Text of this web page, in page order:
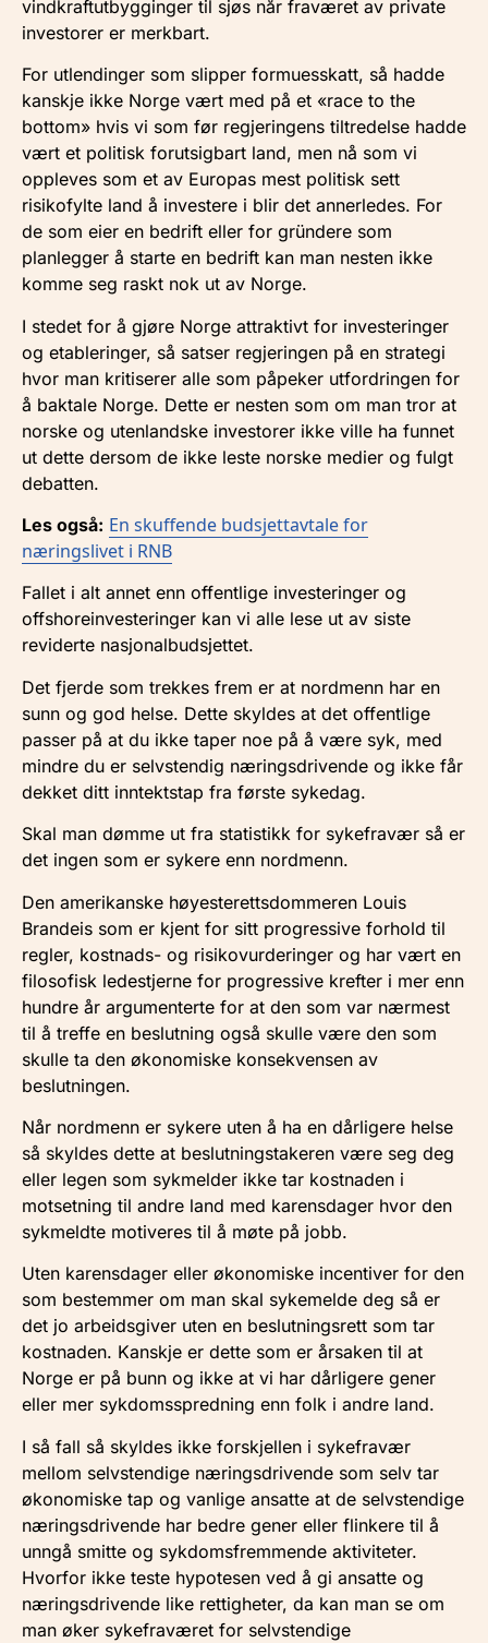
vindkraftutbygginger til sjøs når fraværet av private
investorer er merkbart.
For utlendinger som slipper formuesskatt, så hadde
kanskje ikke Norge vært med på et «race to the
bottom» hvis vi som før regjeringens tiltredelse hadde
vært et politisk forutsigbart land, men nå som vi
oppleves som et av Europas mest politisk sett
risikofylte land å investere i blir det annerledes. For
de som eier en bedrift eller for gründere som
planlegger å starte en bedrift kan man nesten ikke
komme seg raskt nok ut av Norge.
I stedet for å gjøre Norge attraktivt for investeringer
og etableringer, så satser regjeringen på en strategi
hvor man kritiserer alle som påpeker utfordringen for
å baktale Norge. Dette er nesten som om man tror at
norske og utenlandske investorer ikke ville ha funnet
ut dette dersom de ikke leste norske medier og fulgt
debatten.
Les også: En skuffende budsjettavtale for
næringslivet i RNB
Fallet i alt annet enn offentlige investeringer og
offshoreinvesteringer kan vi alle lese ut av siste
reviderte nasjonalbudsjettet.
Det fjerde som trekkes frem er at nordmenn har en
sunn og god helse. Dette skyldes at det offentlige
passer på at du ikke taper noe på å være syk, med
mindre du er selvstendig næringsdrivende og ikke får
dekket ditt inntektstap fra første sykedag.
Skal man dømme ut fra statistikk for sykefravær så er
det ingen som er sykere enn nordmenn.
Den amerikanske høyesterettsdommeren Louis
Brandeis som er kjent for sitt progressive forhold til
regler, kostnads- og risikovurderinger og har vært en
filosofisk ledestjerne for progressive krefter i mer enn
hundre år argumenterte for at den som var nærmest
til å treffe en beslutning også skulle være den som
skulle ta den økonomiske konsekvensen av
beslutningen.
Når nordmenn er sykere uten å ha en dårligere helse
så skyldes dette at beslutningstakeren være seg deg
eller legen som sykmelder ikke tar kostnaden i
motsetning til andre land med karensdager hvor den
sykmeldte motiveres til å møte på jobb.
Uten karensdager eller økonomiske incentiver for den
som bestemmer om man skal sykemelde deg så er
det jo arbeidsgiver uten en beslutningsrett som tar
kostnaden. Kanskje er dette som er årsaken til at
Norge er på bunn og ikke at vi har dårligere gener
eller mer sykdomsspredning enn folk i andre land.
I så fall så skyldes ikke forskjellen i sykefravær
mellom selvstendige næringsdrivende som selv tar
økonomiske tap og vanlige ansatte at de selvstendige
næringsdrivende har bedre gener eller flinkere til å
unngå smitte og sykdomsfremmende aktiviteter.
Hvorfor ikke teste hypotesen ved å gi ansatte og
næringsdrivende like rettigheter, da kan man se om
man øker sykefraværet for selvstendige